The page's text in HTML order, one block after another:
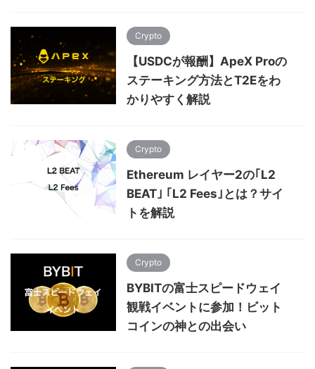
Crypto
【USDCが報酬】ApeX Proの
ステーキング方法とT2Eをわ
かりやすく解説
Crypto
Ethereum レイヤー2の｢L2
BEAT｣ ｢L2 Fees｣とは？サイ
トを解説
Crypto
BYBITの富士スピードウェイ
観戦イベントに参加！ビット
コインの神との出会い